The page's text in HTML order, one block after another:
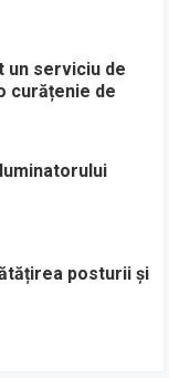
un serviciu de
curățenie de
posturii și